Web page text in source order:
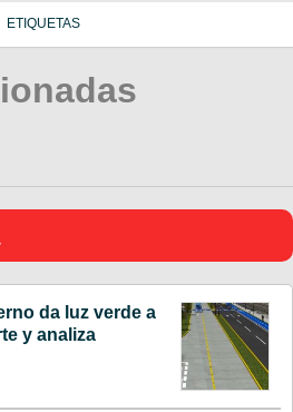
ETIQUETAS
da luz verde a
y analiza